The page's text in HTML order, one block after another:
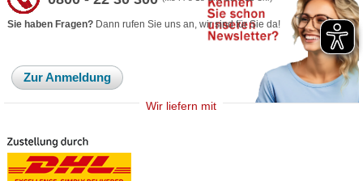
Sie haben Fragen? Dann rufen Sie uns an, wir sind für Sie da!
Zur Anmeldung
Wir liefern mit